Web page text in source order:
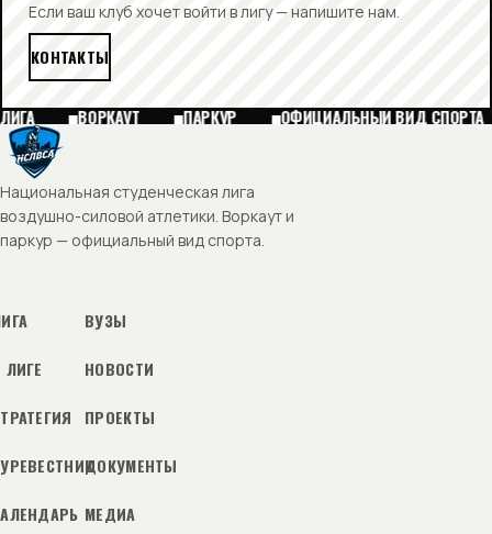
Если ваш клуб хочет войти в лигу — напишите нам.
КОНТАКТЫ
ВОРКАУТ ПАРКУР ОФИЦИАЛЬНЫЙ ВИД СПОРТА
Национальная студенческая лига
воздушно-силовой атлетики. Воркаут и
паркур — официальный вид спорта.
ЛИГЕ
ВУЗЫ
НОВОСТИ
ПРОЕКТЫ
ДОКУМЕНТЫ
МЕДИА